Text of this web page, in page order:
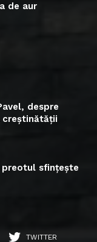
de aur
despre
creștinătății
preotul sfințește
TWITTER